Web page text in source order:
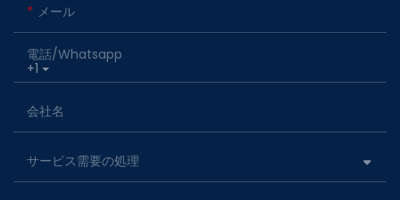
メール
+1
電話/whatsapp
会社名
サービス需要の処理